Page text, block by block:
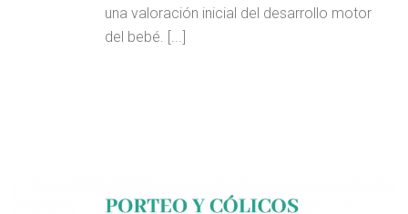
una valoración inicial del desarrollo motor
del bebé. [...]